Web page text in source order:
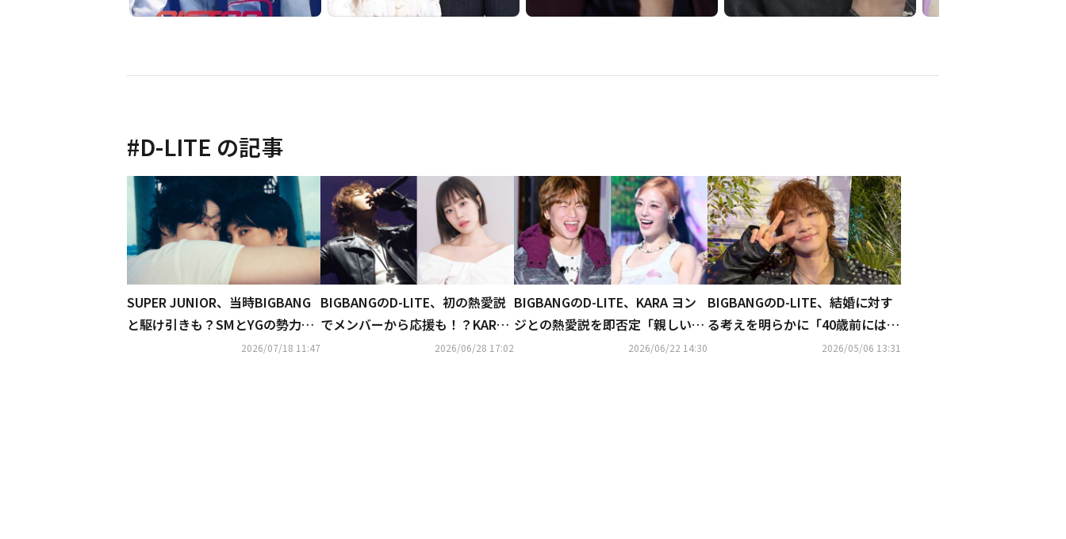
#D-LITE の記事
SUPER JUNIOR、当時BIGBANG
と駆け引きも？SMとYGの勢力争
いを語る「すべて敵だった」（動
2026/07/18 11:47
BIGBANGのD-LITE、初の熱愛説
でメンバーから応援も！？KARA
ヨンジとの“密着写真”の真相語る
2026/06/28 17:02
BIGBANGのD-LITE、KARA ヨン
ジとの熱愛説を即否定「親しい同
2026/06/22 14:30
BIGBANGのD-LITE、結婚に対す
る考えを明らかに「40歳前にはし
2026/05/06 13:31